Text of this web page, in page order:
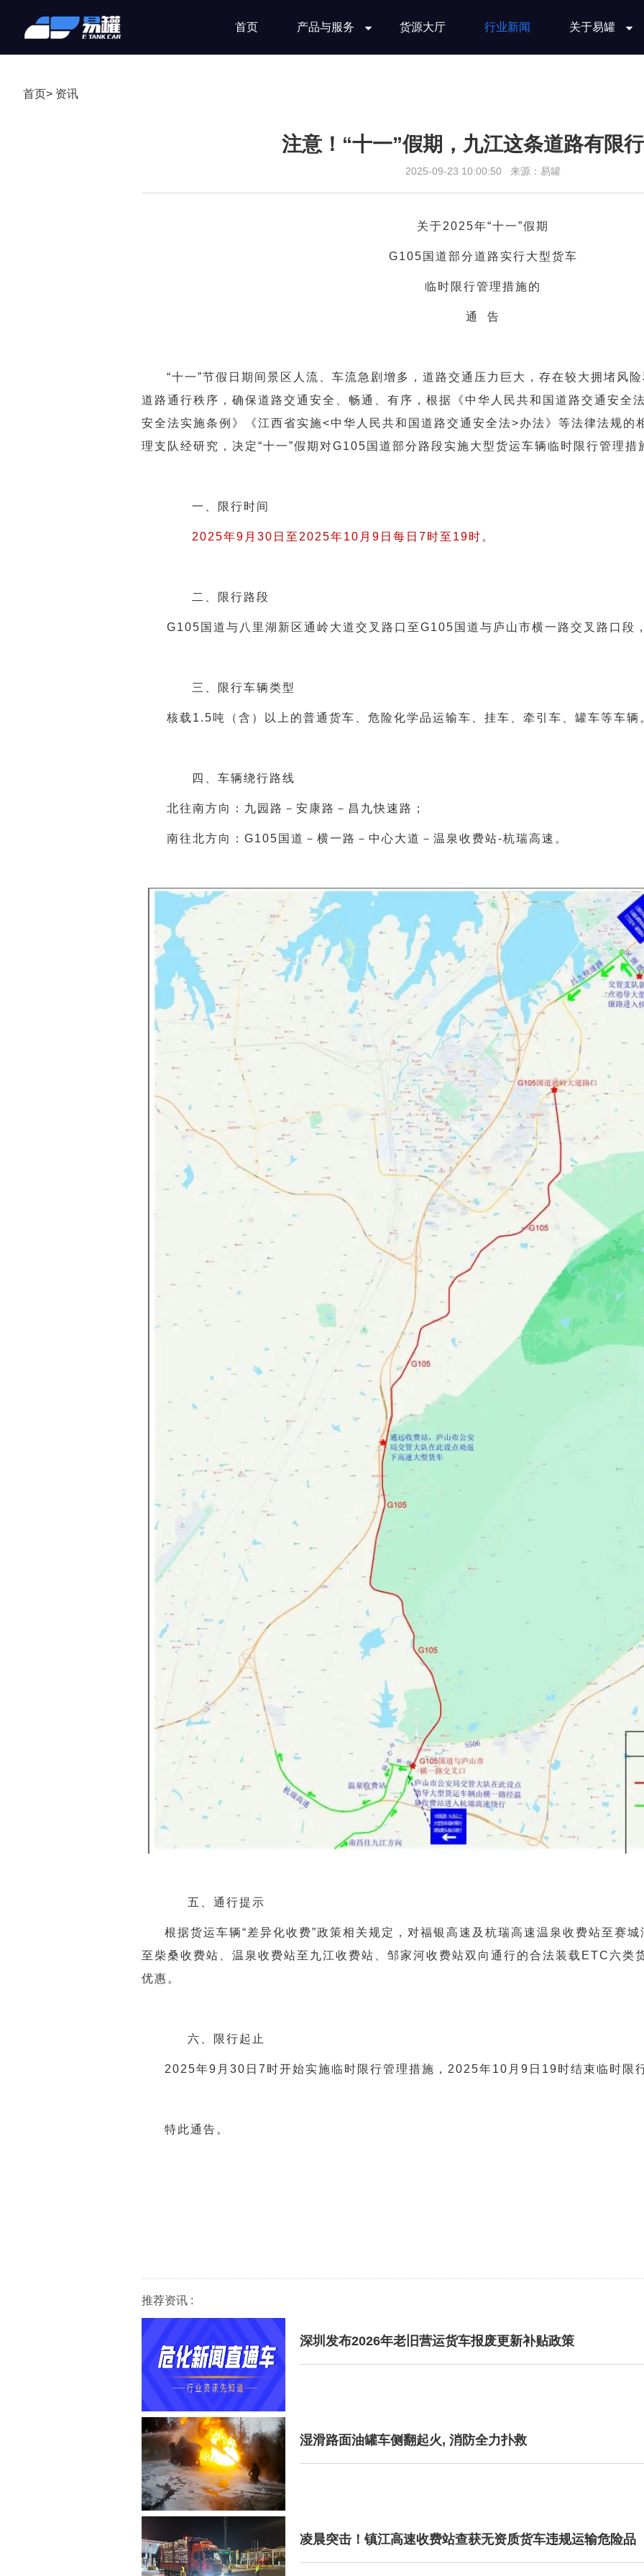
首页 产品与服务 货源大厅 行业新闻 关于易罐
首页> 资讯
注意！“十一”假期，九江这条道路有限
2025-09-23 10:00:50 来源：易罐
关于2025年“十一”假期
G105国道部分道路 实行大型货车
临时限行管理措施的
通 告
“十一”节假日期间景区人流、车流急剧增多，道路交通压力巨大，存在较大拥堵风
道路通行秩序，确保道路交通安全、畅通、有序，根据《中华人民共和国道路交通安全
安全法实施条例》《江西省实施<中华人民共和国道路交通安全法>办法》等法律法规的
理支队经研究，决定“十一”假期对G105国道部分路段实施大型货运车辆临时限行管理措
一、限行时间
2025年9月30日至2025年10月9日每日7时至19时。
二、限行路段
G105国道与八里湖新区通岭大道交叉路口至G105国道与庐山市横一路交叉路口段
三、限行车辆类型
核载1.5吨（含）以上的普通货车、危险化学品运输车、挂车、牵引车、罐车等车辆
四、车辆绕行路线
北往南方向：九园路－安康路－昌九快速路；
南往北方向：G105国道－横一路－中心大道－温泉收费站-杭瑞高速。
五、通行提示
根据货运车辆“差异化收费”政策相关规定，对福银高速及杭瑞高速温泉收费站至赛
至柴桑收费站、温泉收费站至九江收费站、邹家河收费站双向通行的合法装载ETC六类
优惠。
六、限行起止
2025年9月30日7时开始实施临时限行管理措施，2025年10月9日19时结束临时限
特此通告。
推荐资讯 :
深圳发布2026年老旧营运货车报废更新补贴政策
湿滑路面油罐车侧翻起火, 消防全力扑救
凌晨突击！镇江高速收费站查获无资质货车违规运输危险品